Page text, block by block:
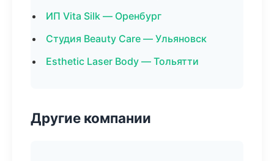
ИП Vita Silk — Оренбург
Студия Beauty Care — Ульяновск
Esthetic Laser Body — Тольятти
Другие компании